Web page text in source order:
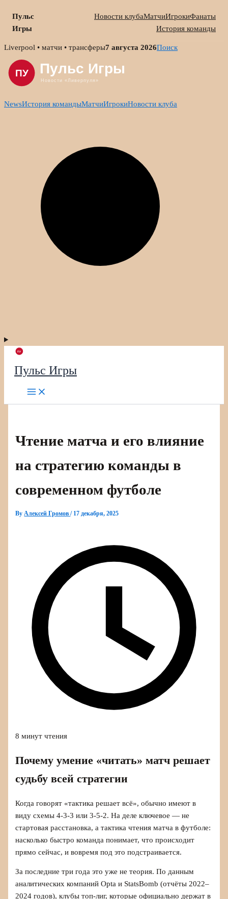
Пульс
Игры
Новости клубаМатчиИгрокиФанаты
История команды
Skip
content
Liverpool • матчи • трансферы7 августа 2026Поиск
NewsИстория командыМатчиИгрокиНовости клуба
Пульс Игры
Чтение матча и его влияние
на стратегию команды в
современном футболе
By Алексей Громов/ 17 декабря, 2025
8 минут чтения
Почему умение «читать» матч решает
судьбу всей стратегии
Когда говорят «тактика решает всё», обычно имеют в
виду схемы 4‑3‑3 или 3‑5‑2. На деле ключевое — не
стартовая расстановка, а тактика чтения матча в футболе:
насколько быстро команда понимает, что происходит
прямо сейчас, и вовремя под это подстраивается.
За последние три года это уже не теория. По данным
аналитических компаний Opta и StatsBomb (отчёты 2022–
2024 годов), клубы топ‑лиг, которые официально держат в